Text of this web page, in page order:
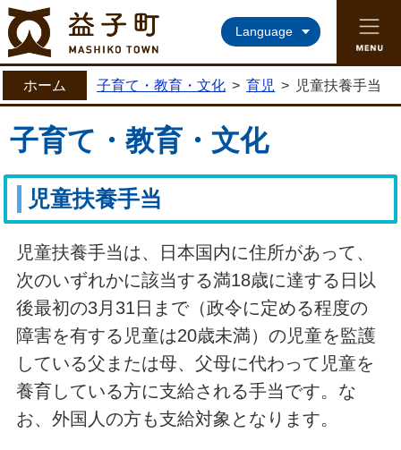
益子町ホームページ
Language
ホーム 子育て・教育・文化 > 育児 > 児童扶養手当
子育て・教育・文化
児童扶養手当
児童扶養手当は、日本国内に住所があって、
次のいずれかに該当する満18歳に達する日以
後最初の3月31日まで（政令に定める程度の
障害を有する児童は20歳未満）の児童を監護
している父または母、父母に代わって児童を
養育している方に支給される手当です。な
お、外国人の方も支給対象となります。